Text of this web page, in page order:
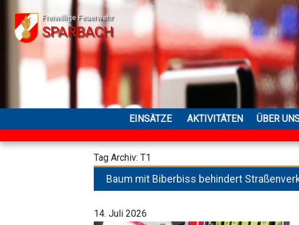
Freiwillige Feuerwehr
SPARBACH
EINSÄTZE AKTIVITÄTEN ÜBER
Tag Archiv: T1
Baum mit Biberbiss behindert
14. Juli 2026